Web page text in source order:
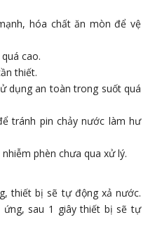
hóa chất ăn mòn để vệ
cao.
thiết.
dụng an toàn trong suốt quá
tránh pin chảy nước làm hư
phèn chưa qua xử lý.
thiết bị sẽ tự động xả nước.
ứng, sau 1 giây thiết bị sẽ tự